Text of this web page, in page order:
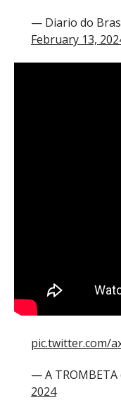
— Diario do
February 13,
pic.twitter.com/
— A TROMBETA
2024